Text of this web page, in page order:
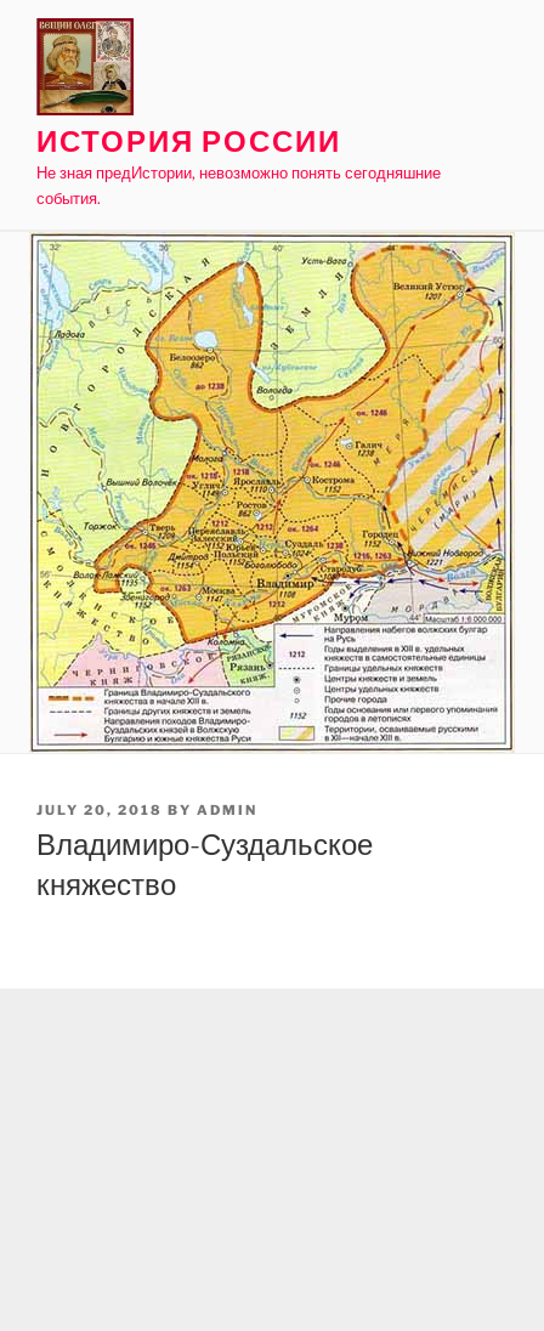
content
ИСТОРИЯ РОССИИ
Не зная предИстории, невозможно понять сегодняшние
события.
POSTED
ON
JULY 20, 2018 BY ADMIN
Владимиро-Суздальское
княжество